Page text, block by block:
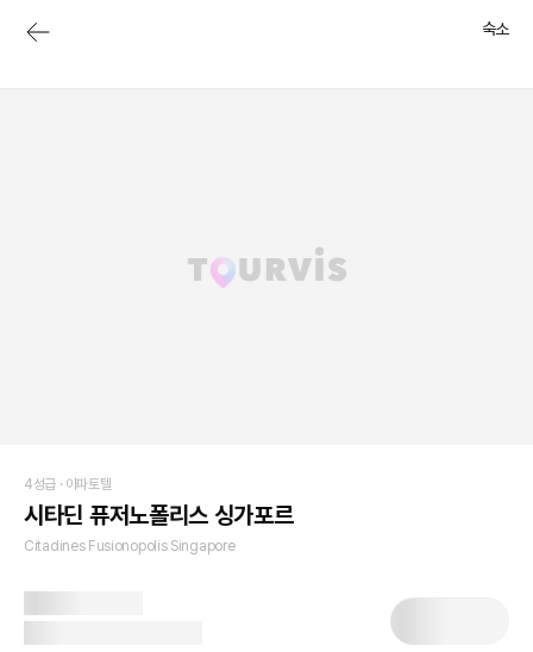
숙소
4성급 · 아파토텔
시타딘 퓨저노폴리스 싱가포르
Citadines Fusionopolis Singapore